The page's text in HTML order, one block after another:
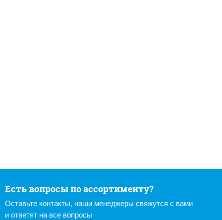
Есть вопросы по ассортименту?
Оставьте контакты, наши менеджеры свяжутся с вами
и ответят на все вопросы